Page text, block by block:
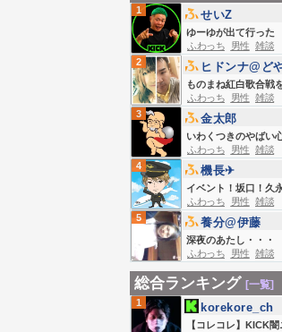
1
ゆーゆが出て行った
せいZ
ふわっち 男性 雑談
2
ものまね紅白歌合戦
ヒドンナ@ど
ふわっち 男性 雑談
3
いわくつきのやばい
する
金太郎
ふわっち 男性 雑談
4
イベント！坂口！久
機長✈︎
ふわっち 男性 雑談
5
深夜のあたし・・・
養分@伊藤
ふわっち 男性 雑談
総合ランキング [一覧]
1
【コレコレ】KICK
korekore_ch